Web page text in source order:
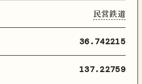
民営鉄道
36.742215
137.22759